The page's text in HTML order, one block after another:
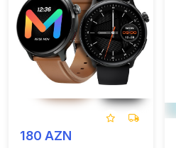
180 AZN